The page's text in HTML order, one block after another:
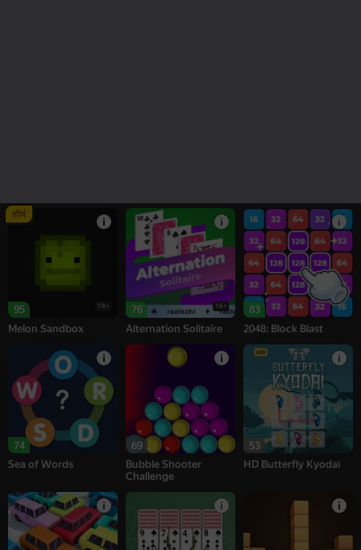
95 18+
शीर्ष
Melon Sandbox
76 16+
Alternation Solitaire
83
2048: Block Blast
74
Sea of Words
69
Bubble Shooter
Challenge
53
HD Butterfly Kyodai